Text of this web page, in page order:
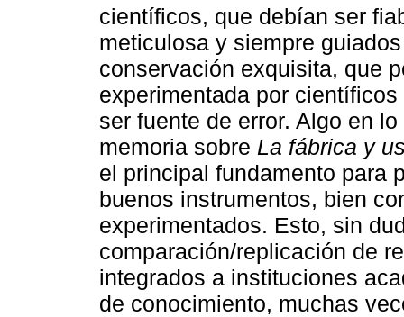
científicos, que debían ser
meticulosa y siempre
conservación exquisita, que
experimentada por
ser fuente de error. Algo en
memoria sobre La fábrica y
el principal fundamento para
buenos instrumentos, bien
experimentados. Esto, sin
comparación/replicación de
integrados a instituciones
de conocimiento, muchas